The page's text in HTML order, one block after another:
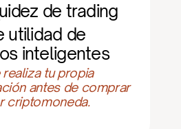
de trading
utilidad de
inteligentes
tu propia
antes de comprar
criptomoneda.